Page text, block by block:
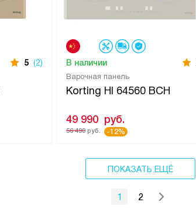
5 (2)
Варочная панель
Korting HI 64560 BCH
В наличии
49 990 руб.
56 490 руб. -12%
ПОКАЗАТЬ ЕЩЁ
1 2